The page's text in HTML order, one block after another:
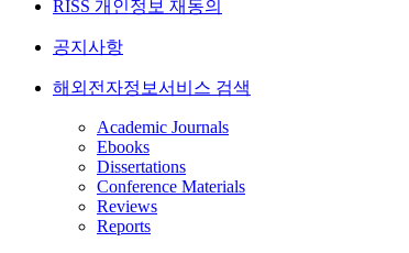
RISS 개인정보 재동의
공지사항
해외전자정보서비스 검색
Academic Journals
Ebooks
Dissertations
Conference Materials
Reviews
Reports